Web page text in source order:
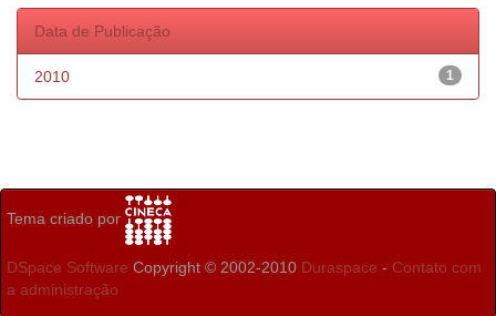
Data de Publicação
1
2010
Tema criado por
DSpace Software Copyright © 2002-2010 Duraspace - Contato com
a administração